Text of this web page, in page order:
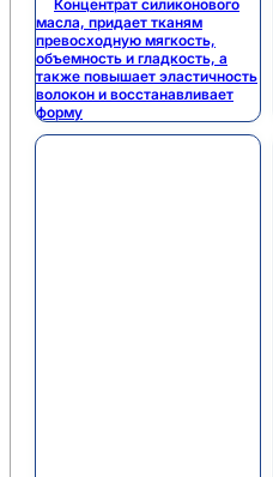
Концентрат силиконового
масла, придает тканям
превосходную мягкость,
объемность и гладкость, а
также повышает эластичность
волокон и восстанавливает
форму